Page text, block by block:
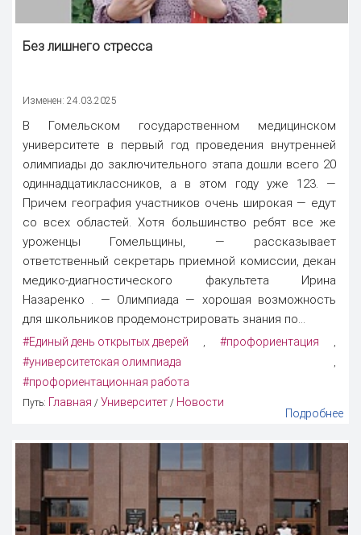
Без лишнего стресса
Изменен: 24.03.2025
В Гомельском государственном медицинском
университете в первый год проведения внутренней
олимпиады до заключительного этапа дошли всего 20
одиннадцатиклассников, а в этом году уже 123. —
Причем география участников очень широкая — едут
со всех областей. Хотя большинство ребят все же
уроженцы Гомельщины, — рассказывает
ответственный секретарь приемной комиссии, декан
медико-диагностического факультета Ирина
Назаренко . — Олимпиада — хорошая возможность
для школьников продемонстрировать знания по...
#Единый день открытых дверей , #профориентация ,
#университетская олимпиада ,
#профориентационная работа
Путь: Главная / Университет / Новости
Подробнее